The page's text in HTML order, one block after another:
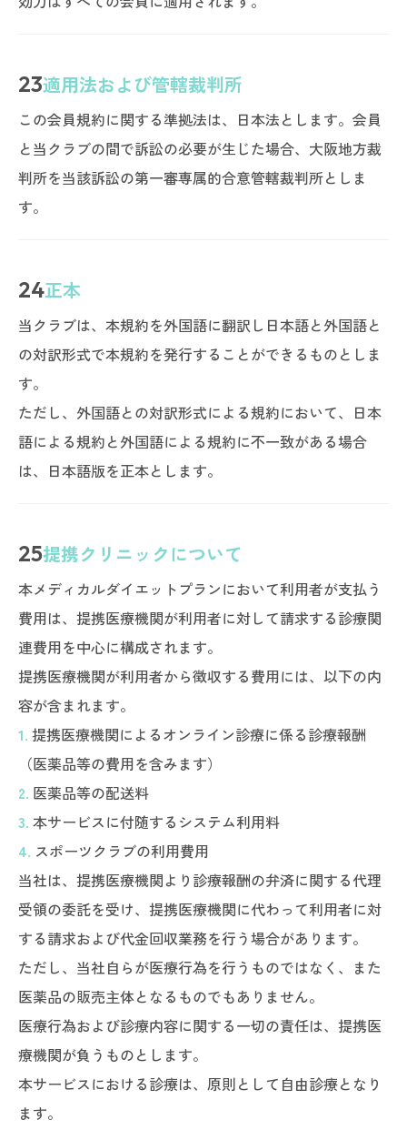
23適用法および管轄裁判所
この会員規約に関する準拠法は、日本法とします。会員
と当クラブの間で訴訟の必要が生じた場合、大阪地方裁
判所を当該訴訟の第一審専属的合意管轄裁判所としま
す。
24正本
当クラブは、本規約を外国語に翻訳し日本語と外国語と
の対訳形式で本規約を発行することができるものとしま
す。
ただし、外国語との対訳形式による規約において、日本
語による規約と外国語による規約に不一致がある場合
は、日本語版を正本とします。
25提携クリニックについて
本メディカルダイエットプランにおいて利用者が支払う
費用は、提携医療機関が利用者に対して請求する診療関
連費用を中心に構成されます。
提携医療機関が利用者から徴収する費用には、以下の内
容が含まれます。
1. 提携医療機関によるオンライン診療に係る診療報酬
（医薬品等の費用を含みます）
2. 医薬品等の配送料
3. 本サービスに付随するシステム利用料
4. スポーツクラブの利用費用
当社は、提携医療機関より診療報酬の弁済に関する代理
受領の委託を受け、提携医療機関に代わって利用者に対
する請求および代金回収業務を行う場合があります。
ただし、当社自らが医療行為を行うものではなく、また
医薬品の販売主体となるものでもありません。
医療行為および診療内容に関する一切の責任は、提携医
療機関が負うものとします。
本サービスにおける診療は、原則として自由診療となり
ます。